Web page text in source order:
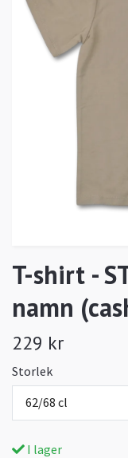
T-shirt -
namn
229 kr
Storlek
62/68 cl
I lager